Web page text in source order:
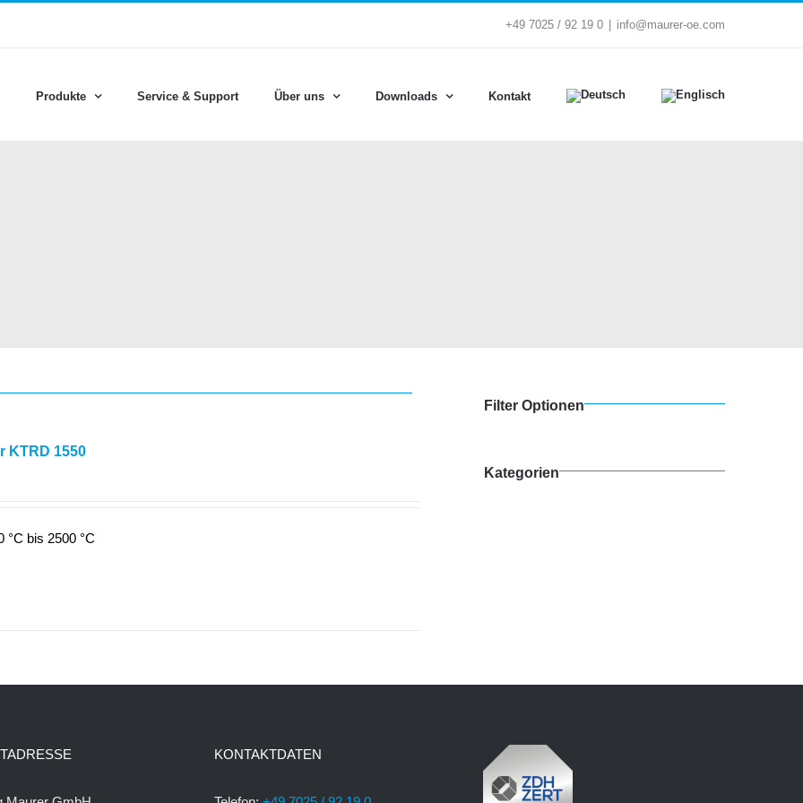
+49 7025 / 92 19 0 info@maurer-oe.com
Produkte Service & Support Über uns Downloads Kontakt
KTRD 1550
°C bis 2500 °C
Filter Optionen
Kategorien
KONTAKTDATEN